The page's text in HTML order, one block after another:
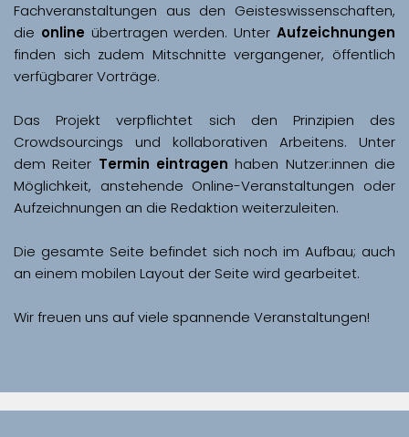
Fachveranstaltungen aus den Geisteswissenschaften,
die online übertragen werden. Unter Aufzeichnungen
finden sich zudem Mitschnitte vergangener, öffentlich
Das Projekt verpflichtet sich den Prinzipien des
Crowdsourcings und kollaborativen Arbeitens. Unter
dem Reiter Termin eintragen haben Nutzer:innen die
Möglichkeit, anstehende Online-Veranstaltungen oder
Aufzeichnungen an die Redaktion weiterzuleiten.
Die gesamte Seite befindet sich noch im Aufbau; auch
Wir freuen uns auf viele spannende Veranstaltungen!